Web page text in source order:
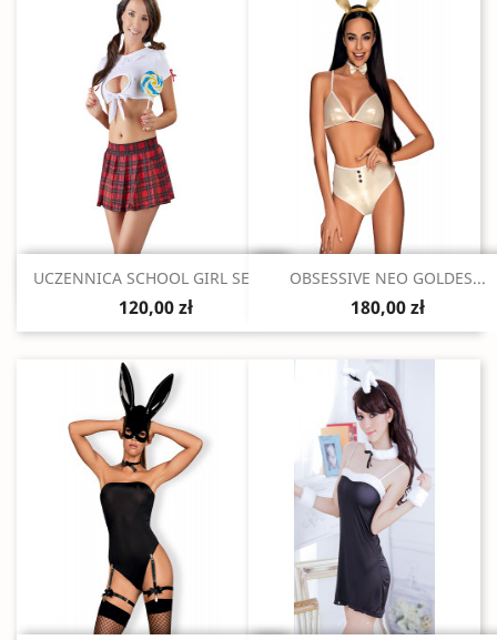
Szybki podgląd
UCZENNICA SCHOOL GIRL SET M
120,00 zł
Szybki podgląd
OBSESSIVE NEO GOLDES...
180,00 zł